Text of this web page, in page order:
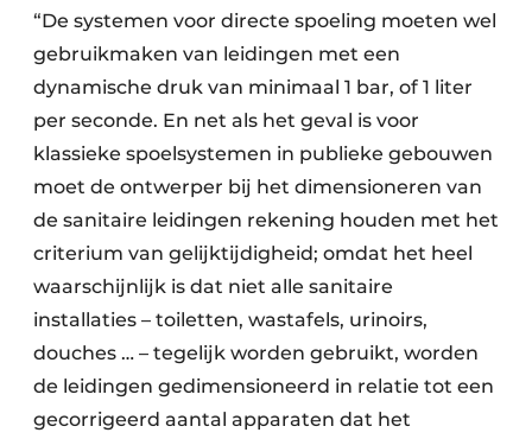
“De systemen voor directe spoeling moeten wel
gebruikmaken van leidingen met een
dynamische druk van minimaal 1 bar, of 1 liter
per seconde. En net als het geval is voor
klassieke spoelsystemen in publieke gebouwen
moet de ontwerper bij het dimensioneren van
de sanitaire leidingen rekening houden met het
criterium van gelijktijdigheid; omdat het heel
waarschijnlijk is dat niet alle sanitaire
installaties – toiletten, wastafels, urinoirs,
douches … – tegelijk worden gebruikt, worden
de leidingen gedimensioneerd in relatie tot een
gecorrigeerd aantal apparaten dat het